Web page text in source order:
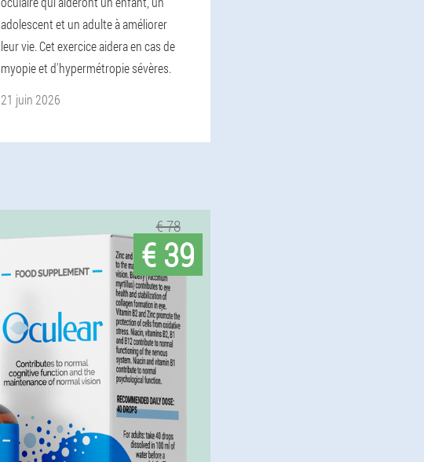
adolescent et un adulte à améliorer
leur vie. Cet exercice aidera en cas de
myopie et d'hypermétropie sévères.
21 juin 2026
€ 78
€ 39